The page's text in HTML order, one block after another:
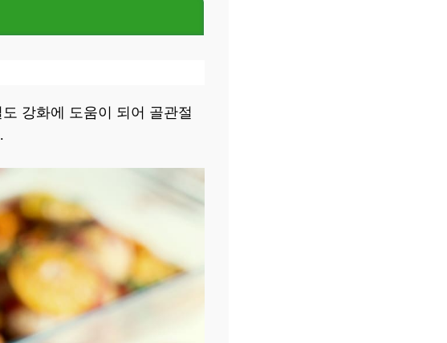
강화에 도움이 되어 골관절